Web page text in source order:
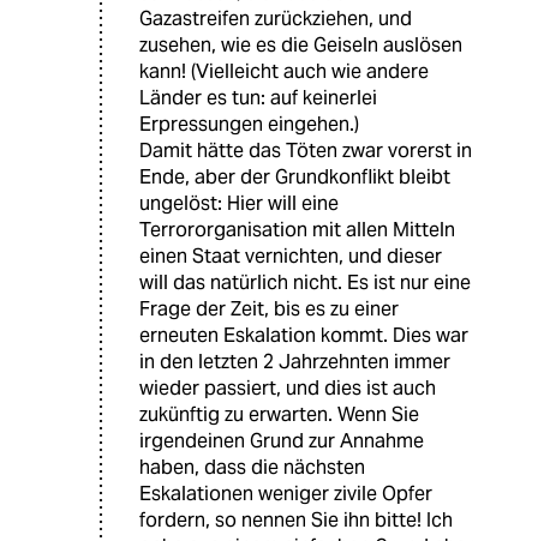
Gazastreifen zurückziehen, und
zusehen, wie es die Geiseln auslösen
kann! (Vielleicht auch wie andere
Länder es tun: auf keinerlei
Erpressungen eingehen.)
Damit hätte das Töten zwar vorerst in
Ende, aber der Grundkonflikt bleibt
ungelöst: Hier will eine
Terrororganisation mit allen Mitteln
einen Staat vernichten, und dieser
will das natürlich nicht. Es ist nur eine
Frage der Zeit, bis es zu einer
erneuten Eskalation kommt. Dies war
in den letzten 2 Jahrzehnten immer
wieder passiert, und dies ist auch
zukünftig zu erwarten. Wenn Sie
irgendeinen Grund zur Annahme
haben, dass die nächsten
Eskalationen weniger zivile Opfer
fordern, so nennen Sie ihn bitte! Ich